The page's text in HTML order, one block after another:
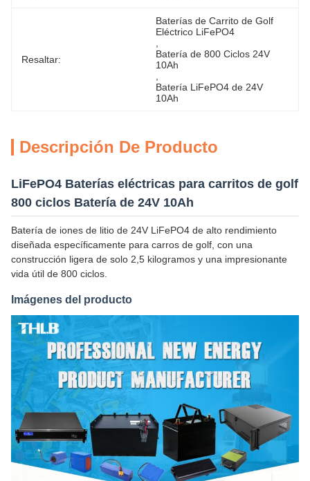
Resaltar:
Baterías de Carrito de Golf
Eléctrico LiFePO4
Batería de 800 Ciclos 24V
10Ah
Batería LiFePO4 de 24V
10Ah
Descripción De Producto
LiFePO4 Baterías eléctricas para carritos de golf
800 ciclos Batería de 24V 10Ah
Batería de iones de litio de 24V LiFePO4 de alto rendimiento
diseñada específicamente para carros de golf, con una
construcción ligera de solo 2,5 kilogramos y una impresionante
vida útil de 800 ciclos.
Imágenes del producto